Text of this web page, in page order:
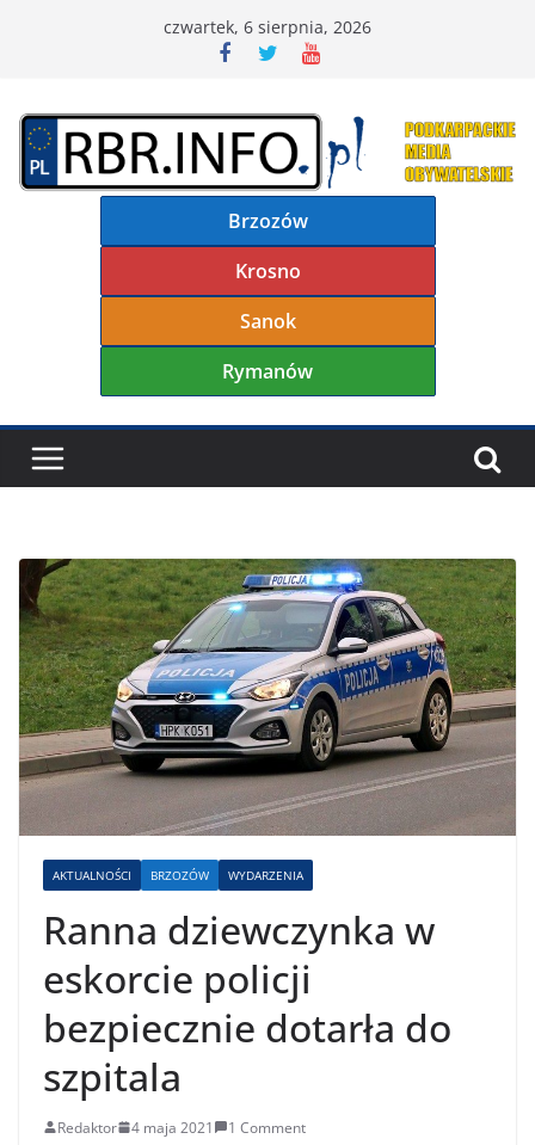
czwartek, 6 sierpnia, 2026
Brzozów
Krosno
Sanok
Rymanów
AKTUALNOŚCI BRZOZÓW WYDARZENIA
Ranna dziewczynka w
eskorcie policji
bezpiecznie dotarła do
szpitala
Redaktor 4 maja 2021 1 Comment